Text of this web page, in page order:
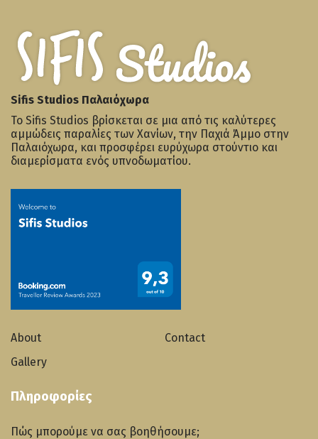
Sifis Studios Παλαιόχωρα
Το Sifis Studios βρίσκεται σε μια από τις καλύτερες
αμμώδεις παραλίες των Χανίων, την Παχιά Άμμο στην
Παλαιόχωρα, και προσφέρει ευρύχωρα στούντιο και
διαμερίσματα ενός υπνοδωματίου.
About
Gallery
Contact
Πληροφορίες
Πώς μπορούμε να σας βοηθήσουμε;